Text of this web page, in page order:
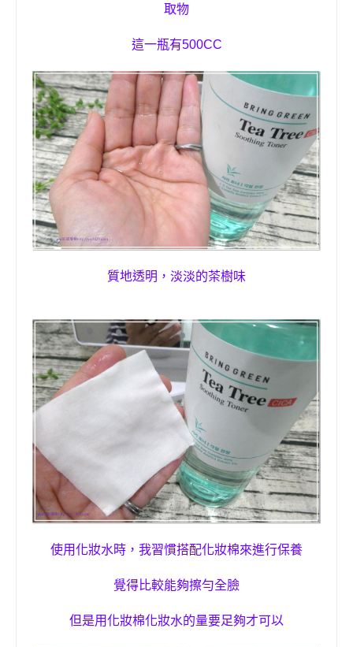
取物
這一瓶有500CC
質地透明，淡淡的茶樹味
使用化妝水時，我習慣搭配化妝棉來進行保養
覺得比較能夠擦勻全臉
但是用化妝棉化妝水的量要足夠才可以